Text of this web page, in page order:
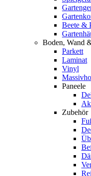
Beete &
Boden, Wand
Parkett
Laminat
Vinyl
Paneele
Zubehör